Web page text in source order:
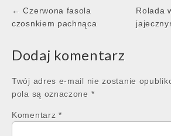
Post
navigation
← Czerwona fasola
czosnkiem pachnąca
Rolada
Dodaj komentarz
Twój adres e-mail nie zostanie
pola są oznaczone *
Komentarz *